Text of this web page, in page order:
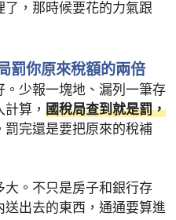
，那時候要花的力氣跟
罰你原來稅額的兩倍
少報一塊地、漏列一筆存
算， 國稅局查到就是罰，
罰完還是要把原來的稅補
。不只是房子和銀行存
出去的東西，通通要算進